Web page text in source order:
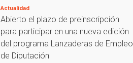
Actualidad
Abierto el plazo de preinscripción
para participar en una nueva edición
del programa Lanzaderas de Empleo
de Diputación